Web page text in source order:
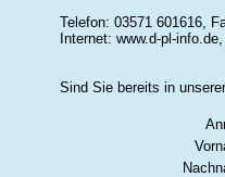
Telefon: 03571 601616,
Internet: www.d-pl-
Sind Sie bereits in